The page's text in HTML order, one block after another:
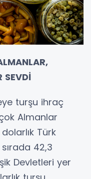
SEVDİ
turşu ihraç
Almanlar
Türk
42,3
Devletleri yer